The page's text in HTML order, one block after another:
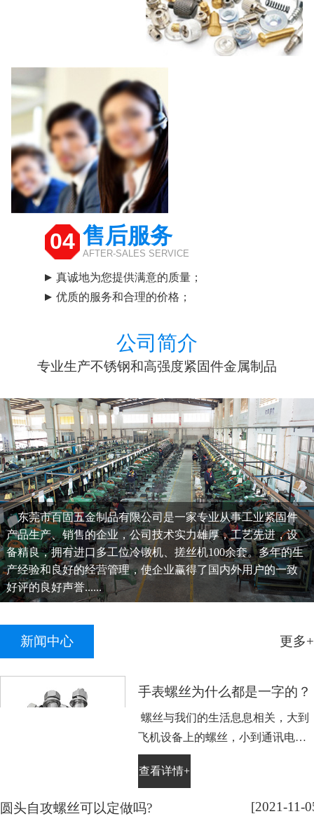
04 售后服务
AFTER-SALES SERVICE
真诚地为您提供满意的质量；
优质的服务和合理的价格；
公司简介
专业生产不锈钢和高强度紧固件金属制品
东莞市百固五金制品有限公司是一家专业从事工业紧固件
产品生产、销售的企业，公司技术实力雄厚，工艺先进，设
备精良，拥有进口多工位冷镦机、搓丝机100余套。多年的生
产经验和良好的经营管理，使企业赢得了国内外用户的一致
好评的良好声誉......
新闻中心 更多+
手表螺丝为什么都是一字的？
螺丝与我们的生活息息相关，大到
飞机设备上的螺丝，小到通讯电子
设备手表上的小螺丝。不知道大家
平时有没有留意，手表螺丝大部分
奇，跟随小编脚步来带大家了解一
查看详情+
圆头自攻螺丝可以定做吗? [2021-11-